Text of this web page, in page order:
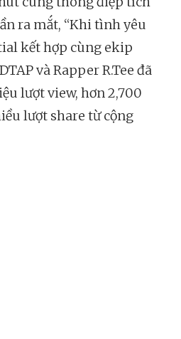
ra mắt, “Khi tình yêu
kết hợp cùng ekip
và Rapper R.Tee đã
lượt view, hơn 2,700
lượt share từ cộng